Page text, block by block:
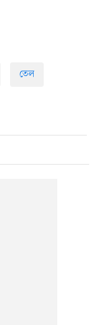
তেল